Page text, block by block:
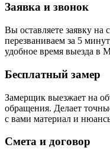
Заявка и звонок
Вы оставляете заявку
перезваниваем за 5
удобное время выезда в
Бесплатный замер
Замерщик выезжает на
обращения. Делает
с вами материал и
Смета и договор